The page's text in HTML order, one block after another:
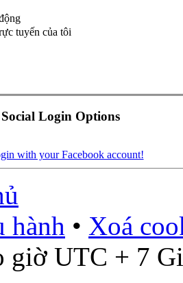
tuyến của tôi
Social Login Options
hành • Xoá
giờ UTC + 7